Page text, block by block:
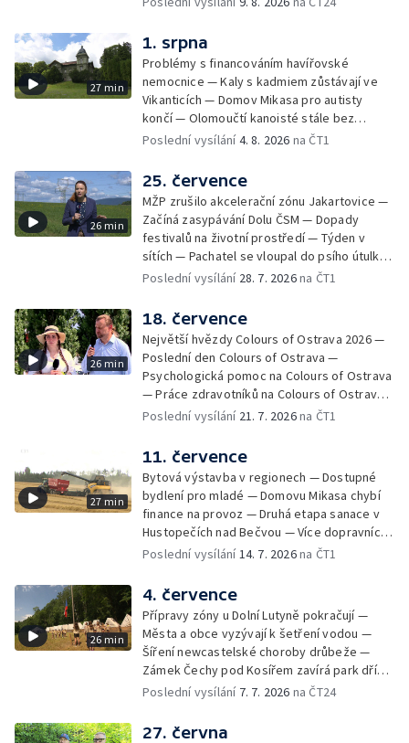
27 min
1. srpna
Problémy s financováním havířovské
nemocnice — Kaly s kadmiem zůstávají ve
Vikanticích — Domov Mikasa pro autisty
končí — Olomoučtí kanoisté stále bez
cvičného kanálu — Tereza Kneblová je
Nové využití pro Hückelovy vily — Nové
varhany v Rudě u Rýmařova
Poslední vysílání4. 8. 2026 na ČT1
26 min
25. července
MŽP zrušilo akcelerační zónu Jakartovice —
Začíná zasypávání Dolu ČSM — Dopady
festivalů na životní prostředí — Týden v
sítích — Pachatel se vloupal do psího útulku
— Dobrovolný armádní výcvik středoškoláků
Poslední vysílání 28. 7. 2026na ČT1
26 min
18. července
Největší hvězdy Colours of Ostrava 2026 —
Poslední den Colours of Ostrava —
Psychologická pomoc na Colours of Ostrava
— Práce zdravotníků na Colours of Ostrava
— Týden v sítích — Umění v době umělé
Poslední vysílání 21. 7. 2026na ČT1
27 min
11. července
Bytová výstavba v regionech — Dostupné
bydlení pro mladé — Domovu Mikasa chybí
finance na provoz — Druhá etapa sanace v
Hustopečích nad Bečvou — Více dopravních
nehod v létě — Týden v sítích — Žně v Česku
Poslední vysílání 14. 7. 2026na ČT1
26 min
4. července
Přípravy zóny u Dolní Lutyně pokračují —
Města a obce vyzývají k šetření vodou —
Šíření newcastelské choroby drůbeže —
Zámek Čechy pod Kosířem zavírá park dříve
— Začíná hlavní turistická sezóna v MS kraji
150 let od narození Jana Čapka
Poslední vysílání 7. 7. 2026 na ČT24
27. června